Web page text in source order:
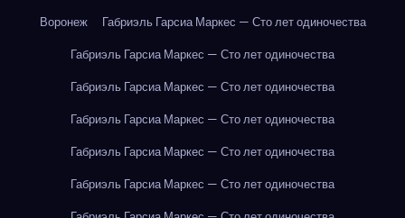
Воронеж
Габриэль Гарсиа Маркес — Сто лет одиночества
Габриэль Гарсиа Маркес — Сто лет одиночества
Габриэль Гарсиа Маркес — Сто лет одиночества
Габриэль Гарсиа Маркес — Сто лет одиночества
Габриэль Гарсиа Маркес — Сто лет одиночества
Габриэль Гарсиа Маркес — Сто лет одиночества